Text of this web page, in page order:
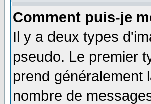
Comment puis-je
Il y a deux types
pseudo. Le premier
prend généralement
nombre de